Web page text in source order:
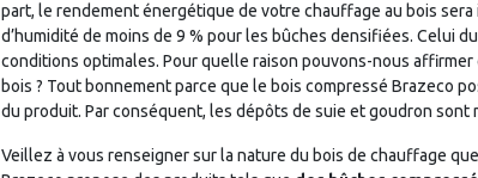
part, le rendement énergétique de votre chauffage au bois
d’humidité de moins de 9 % pour les bûches densifiées. Celui
conditions optimales. Pour quelle raison pouvons-nous
bois ? Tout bonnement parce que le bois compressé Brazeco
du produit. Par conséquent, les dépôts de suie et goudron sont
Veillez à vous renseigner sur la nature du bois de chauffage